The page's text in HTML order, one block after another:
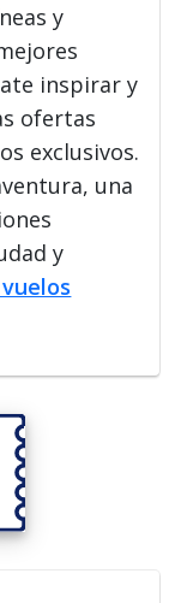
y
inspirar y
ofertas
exclusivos.
una
y